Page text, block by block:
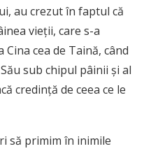
au crezut în faptul că
vieţii, care s-a
cea de Taină, când
sub chipul pâinii şi al
credinţă de ceea ce le
să primim în inimile